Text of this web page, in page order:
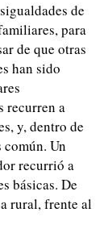
de
para
de que otras
han sido
recurren a
y, dentro de
Un
recurrió a
básicas. De
rural, frente al